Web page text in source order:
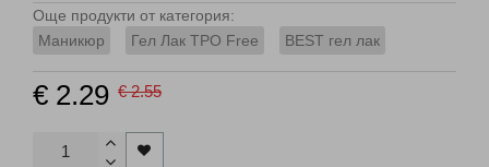
Още продукти от категория:
Маникюр
Гел Лак TPO Free BEST гел лак
€ 2.29 € 2.55